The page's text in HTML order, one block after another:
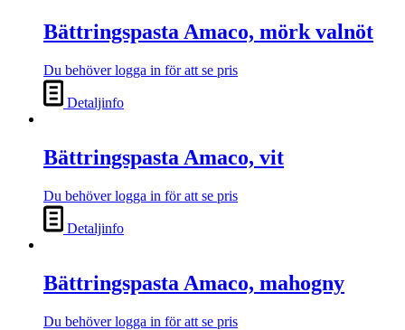
Bättringspasta Amaco, mörk valnöt
Du behöver logga in för att se pris
Detaljinfo
Bättringspasta Amaco, vit
Du behöver logga in för att se pris
Detaljinfo
Bättringspasta Amaco, mahogny
Du behöver logga in för att se pris